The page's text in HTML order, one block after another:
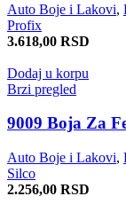
Auto Boje i Lakovi,
Profix
3.618,00 RSD
Dodaj u korpu
Brzi pregled
9009 Boja Za
Auto Boje i Lakovi,
Silco
2.256,00 RSD